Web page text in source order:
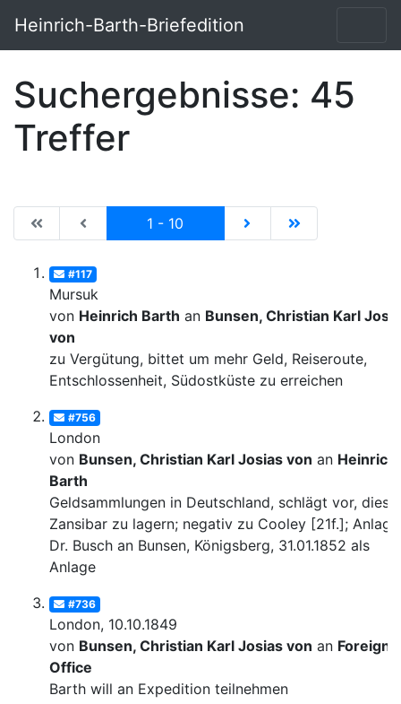
Heinrich-Barth-Briefedition
Suchergebnisse: 45
Treffer
|de:Erste Seite|en:First results page|
|de:Vorhergehende Seite|en:Previous results
1 - 10 |de:Nächste
|de:Letzte
#117
Mursuk
von Heinrich Barth an Bunsen, Christian Karl
von
zu Vergütung, bittet um mehr Geld, Reiseroute,
Entschlossenheit, Südostküste zu erreichen
#756
London
von Bunsen, Christian Karl Josias von an Heinrich
Barth
Geldsammlungen in Deutschland, schlägt vor, diese
Zansibar zu lagern; negativ zu Cooley [21f.];
Dr. Busch an Bunsen, Königsberg, 31.01.1852 als
Anlage
#736
London, 10.10.1849
von Bunsen, Christian Karl Josias von an Foreign
Office
Barth will an Expedition teilnehmen